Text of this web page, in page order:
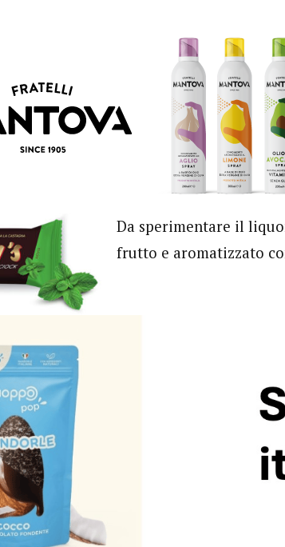
Da sperimentare il
frutto e aromatizzato